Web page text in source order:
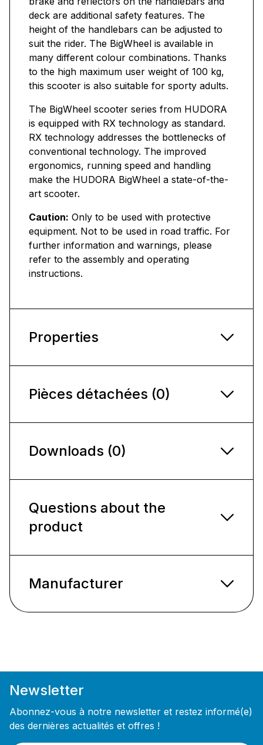
deck are additional safety features. The
height of the handlebars can be adjusted to
suit the rider. The BigWheel is available in
many different colour combinations. Thanks
to the high maximum user weight of 100 kg,
this scooter is also suitable for sporty adults.
The BigWheel scooter series from HUDORA
is equipped with RX technology as standard.
RX technology addresses the bottlenecks of
conventional technology. The improved
ergonomics, running speed and handling
make the HUDORA BigWheel a state-of-the-
art scooter.
Caution: Only to be used with protective
equipment. Not to be used in road traffic. For
further information and warnings, please
refer to the assembly and operating
instructions.
Properties
Pièces détachées (0)
Downloads (0)
Questions about the
product
Manufacturer
Newsletter
Abonnez-vous à notre newsletter et restez informé(e)
des dernières actualités et offres !